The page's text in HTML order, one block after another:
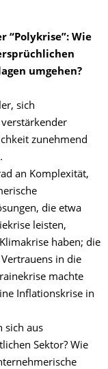
“Polykrise”: Wie
umgehen?
sich
zunehmend
an Komplexität,
die etwa
leisten,
haben; die
in die
machte
Inflationskrise in
sich aus
Sektor? Wie